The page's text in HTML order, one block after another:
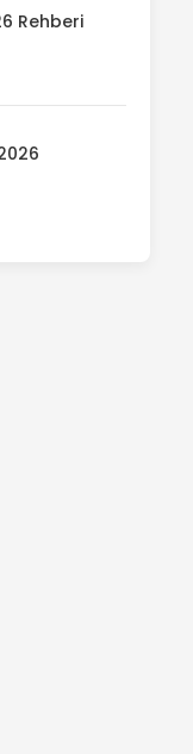
Rehberi